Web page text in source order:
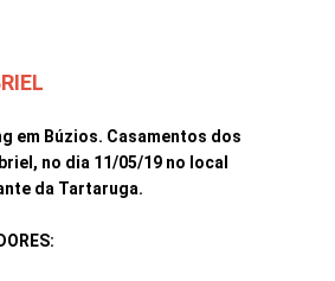
em Búzios. Casamentos dos
no dia 11/05/19 no local
da Tartaruga.